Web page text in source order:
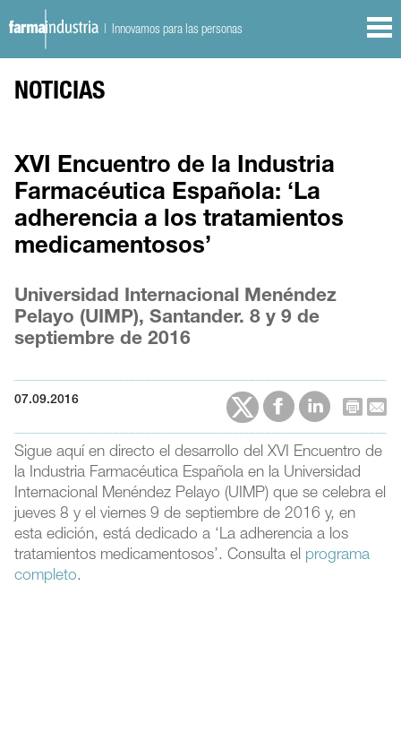
| Innovamos para las personas
NOTICIAS
XVI Encuentro de la Industria
Farmacéutica Española: ‘La
adherencia a los tratamientos
medicamentosos’
Universidad Internacional Menéndez
Pelayo (UIMP), Santander. 8 y 9 de
septiembre de 2016
07.09.2016
Sigue aquí en directo el desarrollo del XVI Encuentro de
la Industria Farmacéutica Española en la Universidad
Internacional Menéndez Pelayo (UIMP) que se celebra el
jueves 8 y el viernes 9 de septiembre de 2016 y, en
esta edición, está dedicado a ‘La adherencia a los
tratamientos medicamentosos’. Consulta el programa
completo.